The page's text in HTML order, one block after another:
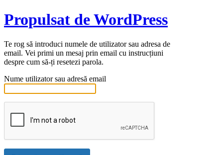
Propulsat de WordPress
Te rog să introduci numele de utilizator sau adresa de
email. Vei primi un mesaj prin email cu instrucțiuni
despre cum să-ți resetezi parola.
Nume utilizator sau adresă email